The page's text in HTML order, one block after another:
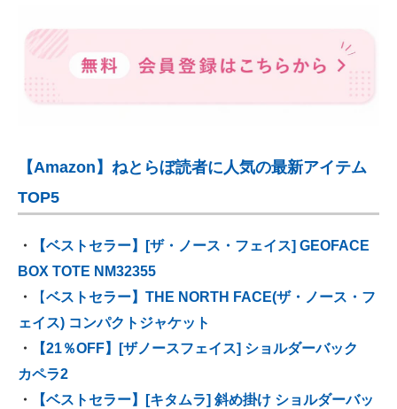
【Amazon】ねとらぼ読者に人気の最新アイテム
TOP5
・
【ベストセラー】[ザ・ノース・フェイス] GEOFACE
BOX TOTE NM32355
・
【ベストセラー】THE NORTH FACE(ザ・ノース・フ
ェイス) コンパクトジャケット
・
【21％OFF】[ザノースフェイス] ショルダーバック
カペラ2
・
【ベストセラー】[キタムラ] 斜め掛け ショルダーバッ